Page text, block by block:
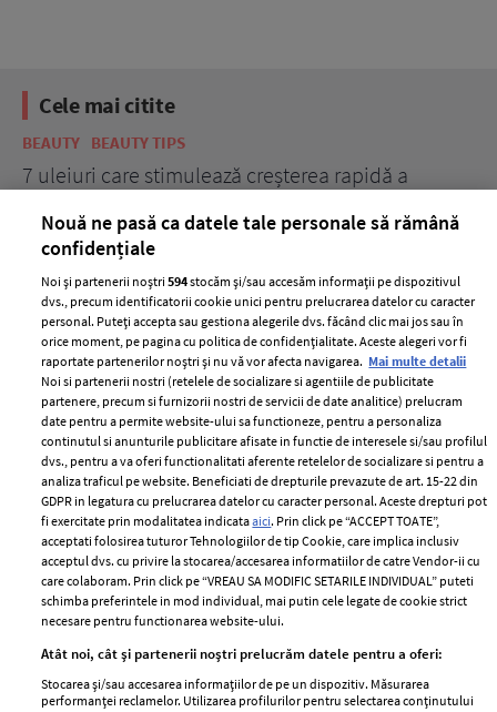
Cele mai citite
BEAUTY BEAUTY TIPS
7 uleiuri care stimulează creșterea rapidă a
ELLE Style Awards
2024
Despre ELLE
Romania
Contact
Abonamente
Termeni si conditii
Politica de
confidențialitate
Politica de cookies
Publicitate
GSP
Unica
femei
Viva
Nouă ne pasă ca datele tale personale să rămână
confidențiale
Noi și partenerii noștri594stocăm și/sau accesăm informații pe dispozitivul
dvs., precum identificatorii cookie unici pentru prelucrarea datelor cu caracter
personal. Puteți accepta sau gestiona alegerile dvs. făcând clic mai jos sau în
orice moment, pe pagina cu politica de confidențialitate. Aceste alegeri vor fi
raportate partenerilor noștri și nu vă vor afecta navigarea. Mai multe detalii
Noi si partenerii nostri (retelele de socializare si agentiile de publicitate
partenere, precum si furnizorii nostri de servicii de date analitice) prelucram
date pentru a permite website-ului sa functioneze, pentru a personaliza
continutul si anunturile publicitare afisate in functie de interesele si/sau profilul
dvs., pentru a va oferi functionalitati aferente retelelor de socializare si pentru a
analiza traficul pe website. Beneficiati de drepturile prevazute de art. 15-22 din
GDPR in legatura cu prelucrarea datelor cu caracter personal. Aceste drepturi pot
fi exercitate prin modalitatea indicataaici. Prin click pe “ACCEPT TOATE”,
acceptati folosirea tuturor Tehnologiilor de tip Cookie, care implica inclusiv
acceptul dvs. cu privire la stocarea/accesarea informatiilor de catre Vendor-ii cu
care colaboram. Prin click pe “VREAU SA MODIFIC SETARILE INDIVIDUAL” puteti
schimba preferintele in mod individual, mai putin cele legate de cookie strict
necesare pentru functionarea website-ului.
Atât noi, cât și partenerii noștri prelucrăm datele pentru a oferi:
Stocarea și/sau accesarea informațiilor de pe un dispozitiv. Măsurarea
performanței reclamelor. Utilizarea profilurilor pentru selectarea conținutului